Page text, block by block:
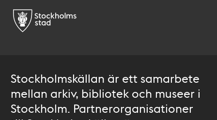
Stockholmskällan är ett samarbete
mellan arkiv, bibliotek och museer i
Stockholm. Partnerorganisationer